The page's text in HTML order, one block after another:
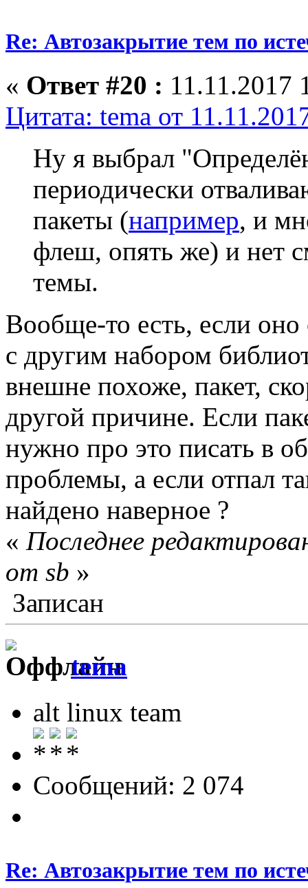
Re: Автозакрытие тем по
« Ответ #20 : 11.11.2017
Цитата: tema от
Ну я выбрал
периодически
пакеты (например, и
флеш, опять же) и нет
темы.
Вообще-то есть, если оно
с другим набором
внешне похоже, пакет,
другой причине. Если
нужно про это писать в
проблемы, а если отпал
найдено наверное ?
« Последнее
от sb »
Записан
tema
alt linux team
Сообщений: 2 074
Re: Автозакрытие тем по